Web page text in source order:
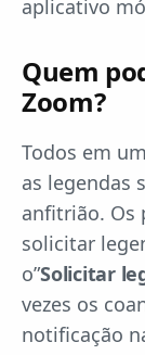
aplicativo
Quem
Zoom?
Todos em
as legendas
anfitrião. Os
solicitar
o”Solicitar
vezes os
notificação